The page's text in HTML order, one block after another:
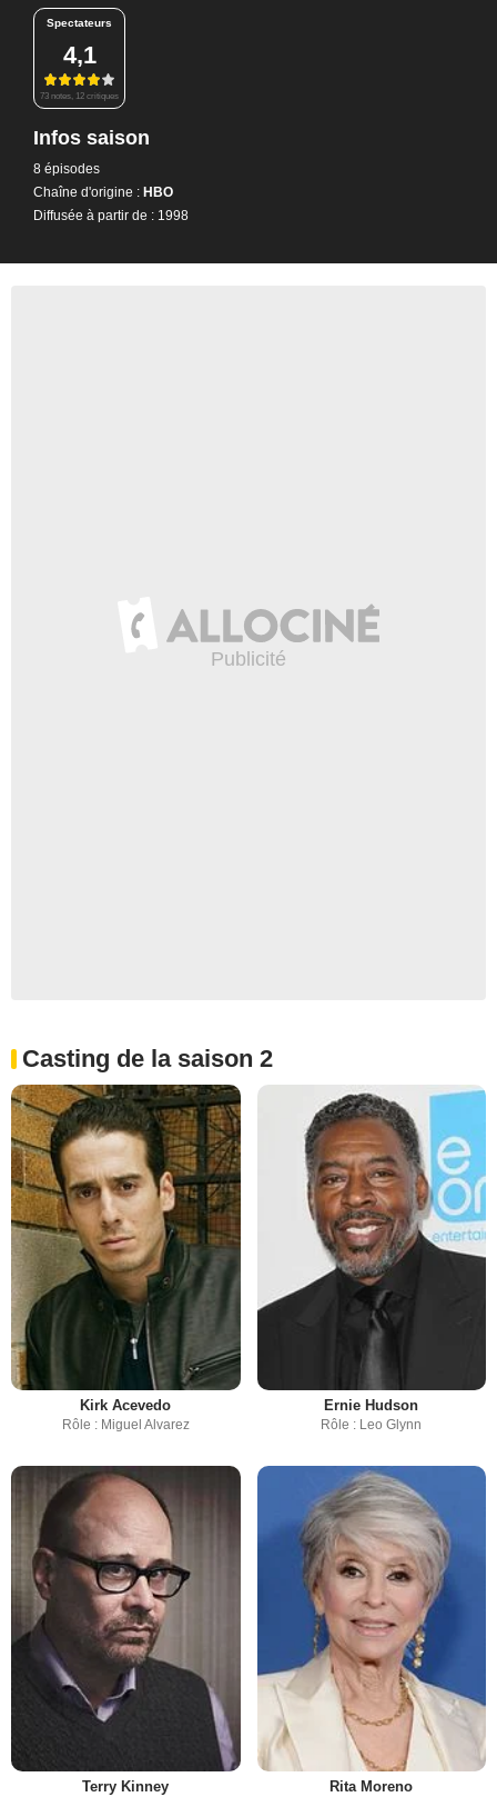
Spectateurs
4,1
73 notes, 12 critiques
Infos saison
8 épisodes
Chaîne d'origine : HBO
Diffusée à partir de : 1998
Casting de la saison 2
Kirk Acevedo
Rôle : Miguel Alvarez
Ernie Hudson
Rôle : Leo Glynn
Terry Kinney Rita Moreno